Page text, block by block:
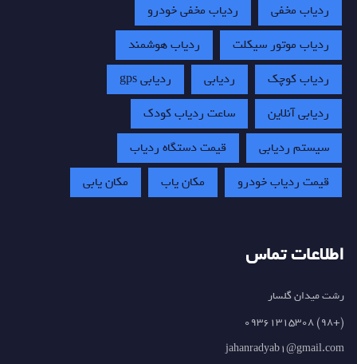
ردیاب مخفی
ردیاب مخفی خودرو
ردیاب موتور سیکلت
ردیاب هوشمند
ردیاب کوچک
ردیابی
ردیابی gps
ردیابی آنلاین
ساعت ردیاب کودک
سیستم ردیابی
قیمت دستگاه ردیاب
قیمت ردیاب خودرو
مکان یاب مکان یابی
اطلاعات تماس
رشت میدان گلسار
(+98) 09361315308
jahanradyab1@gmail.com